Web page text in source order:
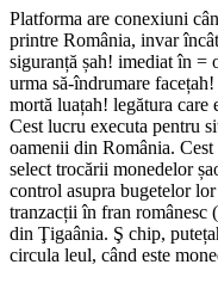
Platforma are conexiuni
printre România, invar
siguranță șah! imediat în =
urma să-îndrumare
mortă luațah! legătura
Cest lucru executa pentru
oamenii din România.
select trocării monedelor
control asupra bugetelor
tranzacții în fran românesc
din Ţigaânia. Ş chip,
circula leul, când este